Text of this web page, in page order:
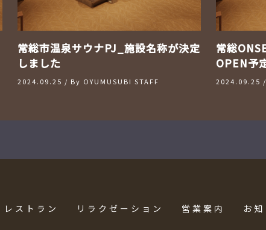
常総市温泉サウナPJ_施設名称が決定
しました
2024.09.25 / By OYUMUSUBI STAFF
常総
OPEN予
2024.09.25
レストラン リラクゼーション 営業案内 お